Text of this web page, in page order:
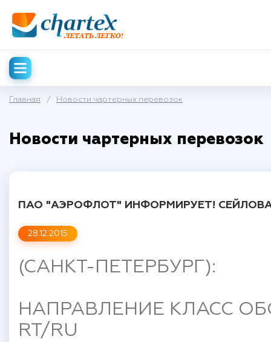
Главная / Новости чартерных перевозок
Новости чартерных перевозок
28.12.2015
ПАО "АЭРОФЛОТ" ИНФОРМИРУЕТ!
(САНКТ-ПЕТЕРБУРГ):
НАПРАВЛЕНИЕ КЛАСС
RT/RU